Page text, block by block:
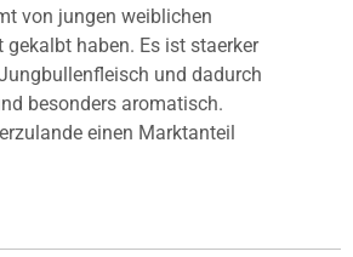
von jungen weiblichen
gekalbt haben. Es ist staerker
und dadurch
besonders aromatisch.
einen Marktanteil